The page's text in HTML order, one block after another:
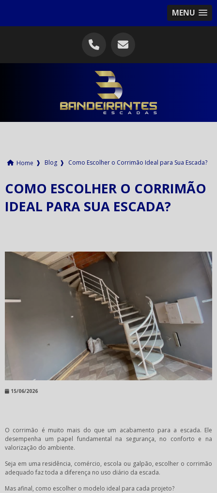
MENU
Home ❱ Blog ❱ Como Escolher o Corrimão Ideal para Sua Escada?
COMO ESCOLHER O CORRIMÃO
IDEAL PARA SUA ESCADA?
15/06/2026
O corrimão é muito mais do que um acabamento para a escada. Ele
desempenha um papel fundamental na segurança, no conforto e na
valorização do ambiente.
Seja em uma residência, comércio, escola ou galpão, escolher o corrimão
adequado faz toda a diferença no uso diário da escada.
Mas afinal, como escolher o modelo ideal para cada projeto?